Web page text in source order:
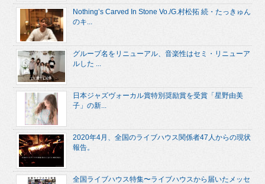
Nothing’s Carved In Stone Vo./G.村松拓 続・たっきゅん
のキ...
グループ名をリニューアル、音楽性はセミ・リニューア
ルした ...
日本ジャズヴォーカル賞特別奨励賞を受賞「星野由美
子」の新...
2020年4月、全国のライブハウス関係者47人からの現状
報告。
全国ライブハウス特集〜ライブハウスから届いたメッセ